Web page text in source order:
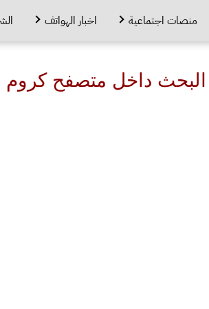
منصات اجتماعية اخبار الهواتف
داخل متصفح كروم